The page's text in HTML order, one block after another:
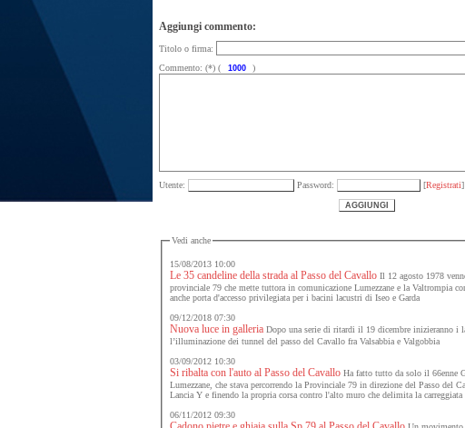
Aggiungi commento:
Titolo o firma:
Commento: (*) (
)
Utente: Password: [Registrati
Vedi anche
15/08/2013 10:00
Le 35 candeline della strada al Passo del CavalloIl 12 agosto 1978
provinciale 79 che mette tuttora in comunicazione Lumezzane e la Valtrompia
anche porta d'accesso privilegiata per i bacini lacustri di Iseo e Garda
09/12/2018 07:30
Nuova luce in galleriaDopo una serie di ritardi il 19 dicembre inizieranno i
l’illuminazione dei tunnel del passo del Cavallo fra Valsabbia e Valgobbia
03/09/2012 10:30
Si ribalta con l'auto al Passo del CavalloHa fatto tutto da solo il 66enne
Lumezzane, che stava percorrendo la Provinciale 79 in direzione del Passo del
Lancia Y e finendo la propria corsa contro l'alto muro che delimita la carreggiata
06/11/2012 09:30